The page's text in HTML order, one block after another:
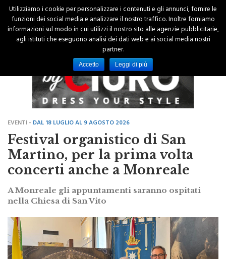
EVENTI - DAL 18 LUGLIO AL 9 AGOSTO 2026
Festival organistico di San
Martino, per la prima volta
concerti anche a Monreale
A Monreale gli appuntamenti saranno ospitati
nella Chiesa di San Vito
Utilizziamo i cookie per personalizzare i contenuti e gli annunci, fornire le
funzioni dei social media e analizzare il nostro traffico. Inoltre forniamo
informazioni sul modo in cui utilizzi il nostro sito alle agenzie pubblicitarie,
agli istituti che eseguono analisi dei dati web e ai social media nostri
partner.
Accetto Leggi di più